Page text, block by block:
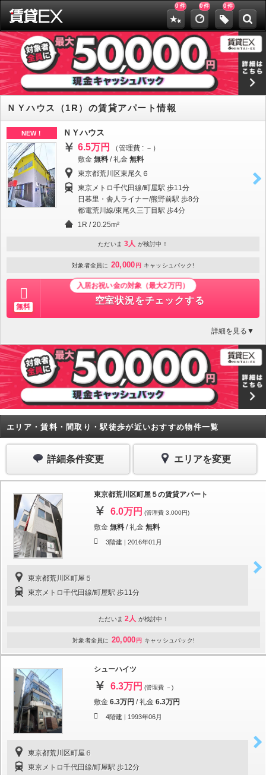
0 件 0件 0件
ＮＹハウス（1R）の賃貸アパート情報
NEW！ ＮＹハウス
6.5万円
（管理費 : －）
敷金 無料 /礼金 無料
東京都荒川区東尾久６
東京メトロ千代田線/町屋駅 歩11分
日暮里・舎人ライナー/熊野前駅 歩8分
都電荒川線/東尾久三丁目駅 歩4分
1R / 20.25m²
ただいま 3人 が検討中！
対象者全員に 20,000 円 キャッシュバック!
無料
入居お祝い金の対象（最大2万円）
空室状況をチェックする
詳細を見る▼
エリア・賃料・間取り・駅徒歩が近いおすすめ物件一覧
詳細条件変更 エリアを変更
東京都荒川区町屋５の賃貸アパート
6.0万円 (管理費 3,000円)
敷金 無料 /礼金 無料
3階建 | 2016年01月
東京都荒川区町屋５
東京メトロ千代田線/町屋駅 歩11分
ただいま 2人 が検討中！
対象者全員に 20,000 円 キャッシュバック!
シューハイツ
6.3万円 (管理費 －)
敷金 6.3万円 /礼金 6.3万円
4階建 | 1993年06月
東京都荒川区町屋６
東京メトロ千代田線/町屋駅 歩12分